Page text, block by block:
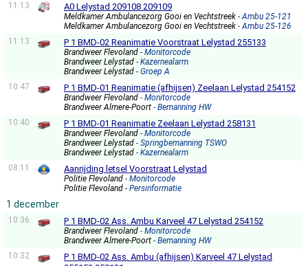
11:13 A0 Lelystad 209108 209109
Meldkamer Ambulancezorg Gooi en Vechtstreek - Ambu 25-121
Meldkamer Ambulancezorg Gooi en Vechtstreek - Ambu 25-126
11:13
P 1 BMD-02 Reanimatie Voorstraat Lelystad 255133
Brandweer Flevoland - Monitorcode
Brandweer Lelystad - Kazernealarm
Brandweer Lelystad - Groep A
10:47
P 1 BMD-01 Reanimatie (afhijsen) Zeelaan Lelystad 254152
Brandweer Flevoland - Monitorcode
Brandweer Almere-Poort - Bemanning HW
10:40
P 1 BMD-01 Reanimatie Zeelaan Lelystad 258131
Brandweer Flevoland - Monitorcode
Brandweer Lelystad - Springbemanning TSWO
Brandweer Lelystad - Kazernealarm
08:11
Aanrijding letsel Voorstraat Lelystad
Politie Flevoland - Monitorcode
Politie Flevoland - Persinformatie
1 december
10:36 P 1 BMD-02 Ass. Ambu Karveel 47 Lelystad 254152
Brandweer Flevoland - Monitorcode
Brandweer Almere-Poort - Bemanning HW
10:32
P 1 BMD-02 Ass. Ambu (afhijsen) Karveel 47 Lelystad